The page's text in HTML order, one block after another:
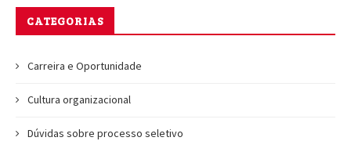
CATEGORIAS
Carreira e Oportunidade
Cultura organizacional
Dúvidas sobre processo seletivo